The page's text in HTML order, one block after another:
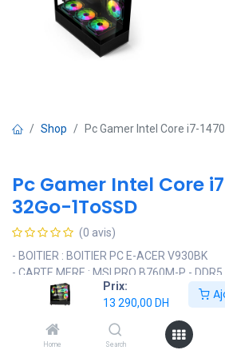
Prix:
13 290,00 DH
Home Search
Shop Pc Gamer Intel Core i7-
Pc Gamer Intel Core
32Go-1ToSSD
(0 avis)
- BOITIER : BOITIER PC E-ACER V930BK
- CARTE MERE : MSI PRO B760M-P - DDR5
- WATERCOOLER : Corsair H100 RGB
- PROCESSEUR : Intel Core i7-14700k (3.4
28Thread 33 Mo )
- CARTE GRAPHIQUE : Au choix